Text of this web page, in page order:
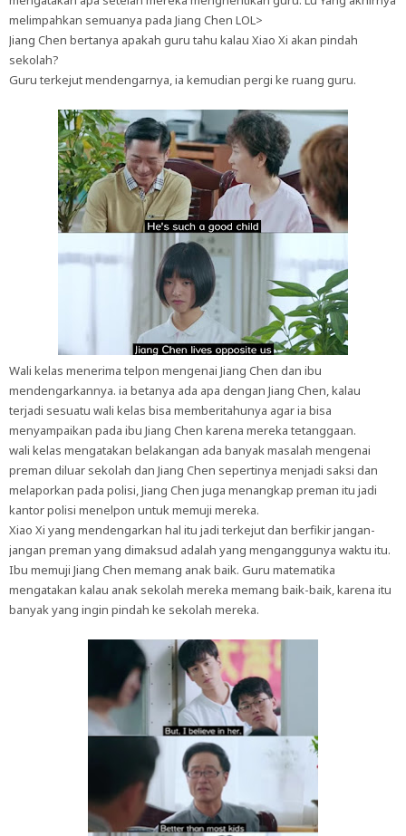
melimpahkan semuanya pada Jiang Chen LOL>
Jiang Chen bertanya apakah guru tahu kalau Xiao Xi akan pindah
sekolah?
Guru terkejut mendengarnya, ia kemudian pergi ke ruang guru.
Wali kelas menerima telpon mengenai Jiang Chen dan ibu
mendengarkannya. ia betanya ada apa dengan Jiang Chen, kalau
terjadi sesuatu wali kelas bisa memberitahunya agar ia bisa
menyampaikan pada ibu Jiang Chen karena mereka tetanggaan.
wali kelas mengatakan belakangan ada banyak masalah mengenai
preman diluar sekolah dan Jiang Chen sepertinya menjadi saksi dan
melaporkan pada polisi, Jiang Chen juga menangkap preman itu jadi
kantor polisi menelpon untuk memuji mereka.
Xiao Xi yang mendengarkan hal itu jadi terkejut dan berfikir jangan-
jangan preman yang dimaksud adalah yang menganggunya waktu itu.
Ibu memuji Jiang Chen memang anak baik. Guru matematika
mengatakan kalau anak sekolah mereka memang baik-baik, karena itu
banyak yang ingin pindah ke sekolah mereka.